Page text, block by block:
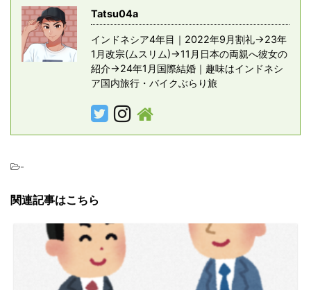
Tatsu04a
インドネシア4年目｜2022年9月割礼→23年
1月改宗(ムスリム)→11月日本の両親へ彼女の
紹介→24年1月国際結婚｜趣味はインドネシ
ア国内旅行・バイクぶらり旅
-
関連記事はこちら